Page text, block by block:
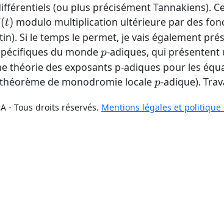
(ou plus précisément
(t) modulo multiplication ultérieure par des
Si le temps le permet, je vais également
du mondep
p-adiques, qui présentent
théorie des exposants p-adiques pour les
de monodromie localep
p-adique).
- Tous droits réservés. Mentions légales et